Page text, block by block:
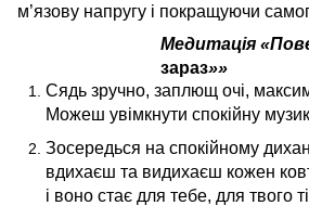
м’язову напругу і покращуючи
Медитація
зараз»»
Сядь зручно, заплющ очі,
Можеш увімкнути спокійну
Зосередься на спокійному
вдихаєш та видихаєш кожен
і воно стає для тебе, для твого